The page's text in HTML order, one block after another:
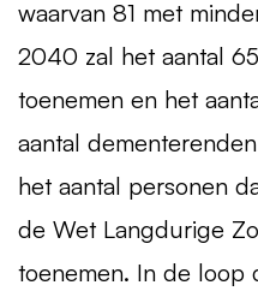
waarvan 81 met
2040 zal het aantal
toenemen en het
aantal
het aantal personen
de Wet Langdurige
toenemen. In de